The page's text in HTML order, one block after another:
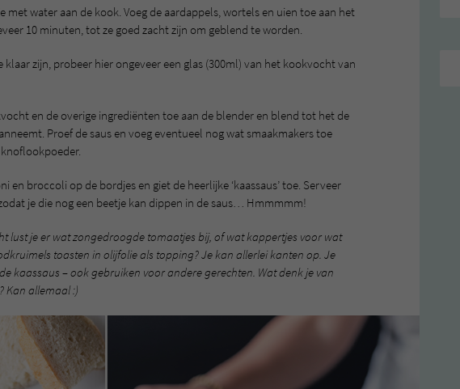
met water aan de kook. Voeg de aardappels, wortels en uien toe aan het
10 minuten, tot ze goed zacht zijn om geblend te worden.
klaar zijn, probeer hier ongeveer een glas (300ml) van het kookvocht van
en de overige ingrediënten toe aan de blender en blend tot het de
Proef de saus en voeg eventueel nog wat smaakmakers toe
en broccoli op de bordjes en giet de heerlijke ‘kaassaus’ toe. Serveer
je die nog een beetje kan dippen in de saus… Hmmmmm!
lust je er wat zongedroogde tomaatjes bij, of wat kappertjes voor wat
toasten in olijfolie als topping? Je kan allerlei kanten op. Je
kaassaus – ook gebruiken voor andere gerechten. Wat denk je van
Kan allemaal :)